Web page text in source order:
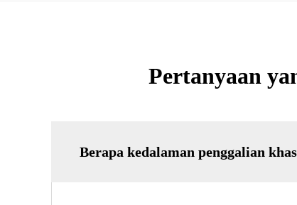
Pertanyaan
Berapa kedalaman penggalian